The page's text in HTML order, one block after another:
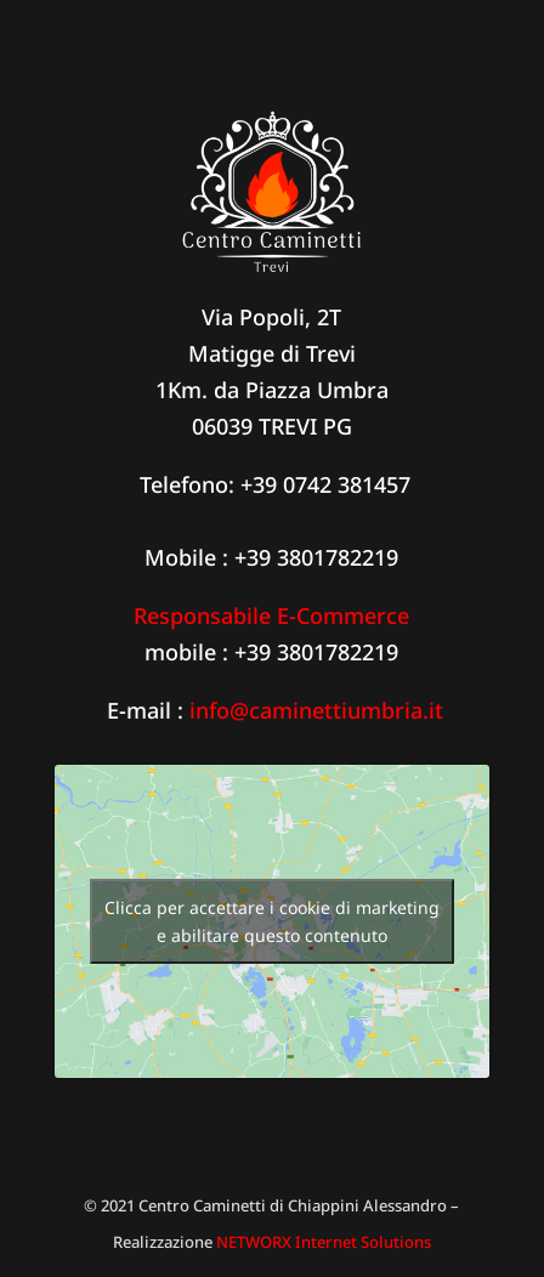
Via Popoli, 2T
Matigge di Trevi
1Km. da Piazza Umbra
06039 TREVI PG
Telefono: +39 0742 381457
Mobile : +39 3801782219
Responsabile E-Commerce
mobile : +39 3801782219
E-mail : info@caminettiumbria.it
Clicca per accettare i cookie di marketing
e abilitare questo contenuto
© 2021 Centro Caminetti di Chiappini Alessandro –
Realizzazione NETWORX Internet Solutions